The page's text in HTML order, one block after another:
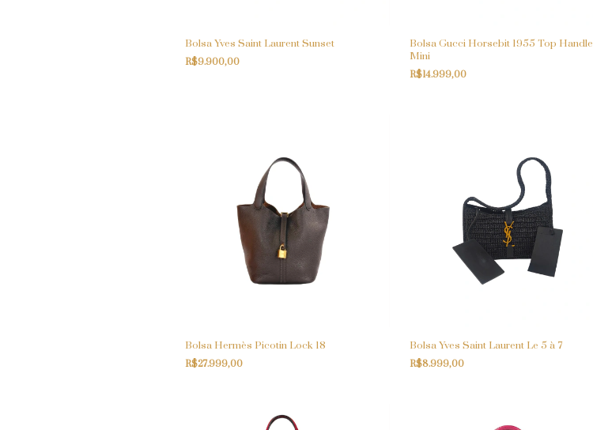
Bolsa Yves Saint Laurent Sunset
R$9.900,00
Bolsa Gucci Horsebit 1955 Top Handle
Mini
R$14.999,00
Bolsa Hermès Picotin Lock 18
R$27.999,00
Bolsa Yves Saint Laurent Le 5 à 7
R$8.999,00